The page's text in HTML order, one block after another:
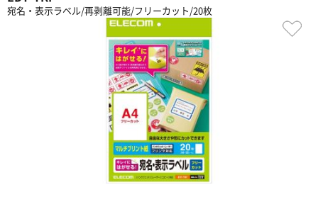
宛名・表示ラベル/再剥離可能/フリーカット/20枚